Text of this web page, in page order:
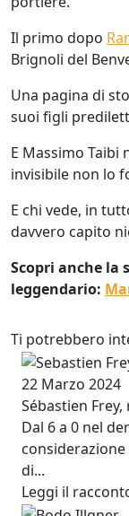
Il primo dopo
Brignoli del
Una pagina di
suoi figli
E Massimo Taibi
invisibile non lo
E chi vede, in
davvero capito
Scopri anche
leggendario:
Ti potrebbero
Image
22 Marzo 2024
Sébastien
Dal 6 a 0 nel
di...
Leggi il